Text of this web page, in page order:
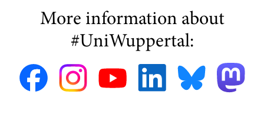
More information about
#UniWuppertal: